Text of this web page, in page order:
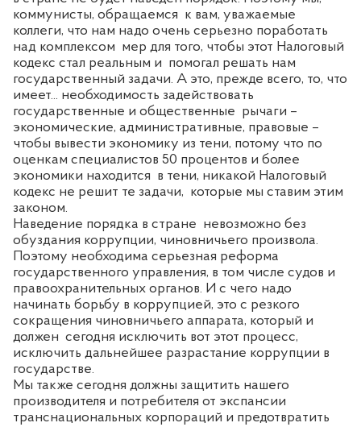
коммунисты, обращаемся к вам, уважаемые
коллеги, что нам надо очень серьезно поработать
над комплексом мер для того, чтобы этот Налоговый
кодекс стал реальным и помогал решать нам
государственный задачи. А это, прежде всего, то, что
имеет... необходимость задействовать
государственные и общественные рычаги –
экономические, административные, правовые –
чтобы вывести экономику из тени, потому что по
оценкам специалистов 50 процентов и более
экономики находится в тени, никакой Налоговый
кодекс не решит те задачи, которые мы ставим этим
законом.
Наведение порядка в стране невозможно без
обуздания коррупции, чиновничьего произвола.
Поэтому необходима серьезная реформа
государственного управления, в том числе судов и
правоохранительных органов. И с чего надо
начинать борьбу в коррупцией, это с резкого
сокращения чиновничьего аппарата, который и
должен сегодня исключить вот этот процесс,
исключить дальнейшее разрастание коррупции в
государстве.
Мы также сегодня должны защитить нашего
производителя и потребителя от экспансии
транснациональных корпораций и предотвратить